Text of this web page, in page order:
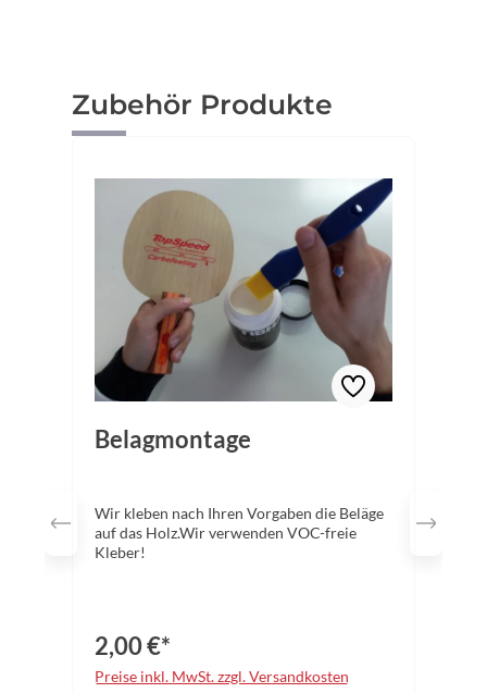
Produktgalerie überspringen
Zubehör Produkte
Belagmontage
Wir kleben nach Ihren Vorgaben die Beläge
auf das Holz.Wir verwenden VOC-freie
Kleber!
2,00 €*
Preise inkl. MwSt. zzgl. Versandkosten